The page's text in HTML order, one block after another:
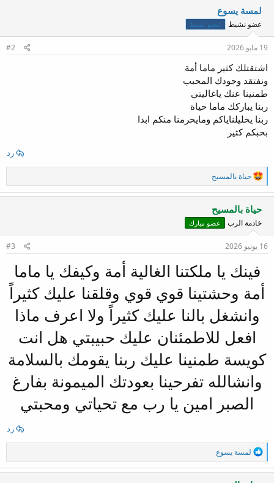
ا
ع
ت
:
لمسة يسوع
عضو نشيط عضو نشيط
19 مايو 2026 #2
اشتقتلك كثير ماما أمة
ونفتقد وجودك المحبب
طمنينا عنك ياغاليتي
ربنا يباركك ماما حياة
ربنا يخليلناياكم ومايحرمنا منكم ابدا
بحبكم كثير
رد
ا
ل
ت
ف
ا
ع
ا
ت
حياة بالمسيح
حياة بالمسيح
خادمة الرب عضو مبارك
16 يونيو 2026 #3
فينك يا ملكتنا الغالية أمة وكيفك يا ماما
أمة وحشتينا قوي قوي وقلقنا عليك كثيراً
وانشغل بالنا عليك كثيراً ولا اعرف ماذا
افعل للاطمئنان عليك حبيبتي هل انت
كويسة طمنينا عليك ربنا يقومك بالسلامة
وانشالله تفرحينا بعودتك الميمونة بفارغ
الصبر امين يا رب مع تحياتي ومحبتي
رد
ا
ل
ت
ف
لمسة يسوع